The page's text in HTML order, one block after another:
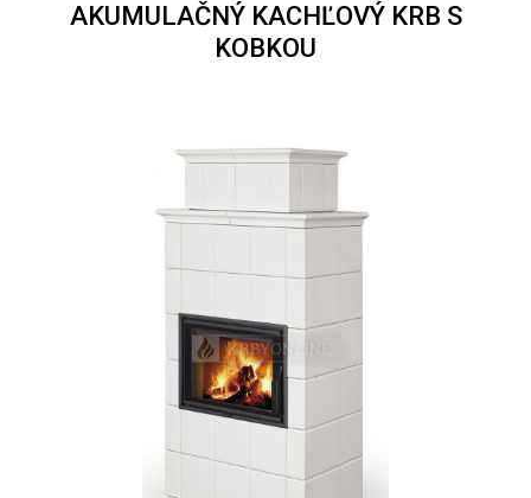
AKUMULAČNÝ KACHĽOVÝ KRB S
KOBKOU